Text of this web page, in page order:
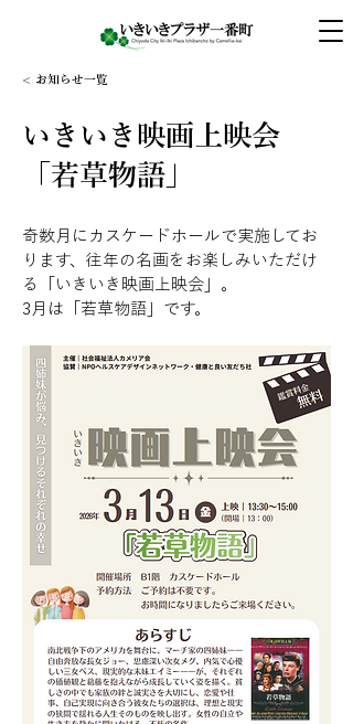
< お知らせ一覧
いきいき映画上映会
「若草物語」
奇数月にカスケードホールで実施してお
ります、往年の名画をお楽しみいただけ
る「いきいき映画上映会」。
3月は「若草物語」です。